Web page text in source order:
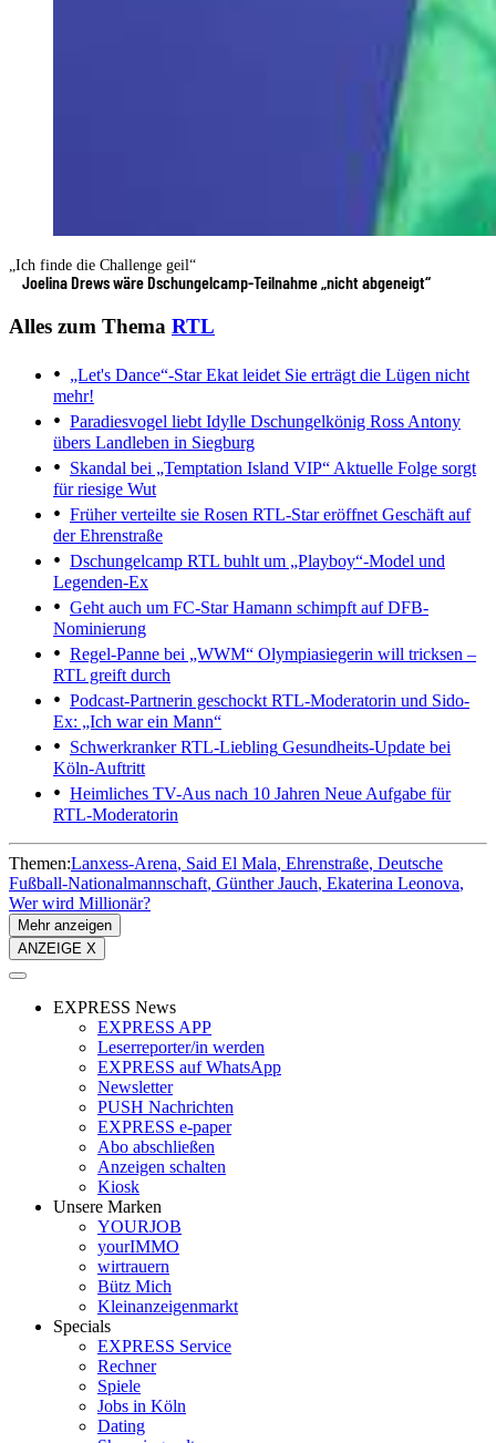
„Ich finde die Challenge geil“
Joelina Drews wäre Dschungelcamp-Teilnahme „nicht abgeneigt“
Alles zum Thema RTL
„Let's Dance“-Star Ekat leidet Sie erträgt die Lügen nicht
mehr!
Paradiesvogel liebt Idylle Dschungelkönig Ross Antony
übers Landleben in Siegburg
Skandal bei „Temptation Island VIP“ Aktuelle Folge sorgt
für riesige Wut
Früher verteilte sie Rosen RTL-Star eröffnet Geschäft auf
der Ehrenstraße
Dschungelcamp RTL buhlt um „Playboy“-Model und
Legenden-Ex
Geht auch um FC-StarHamann schimpft auf DFB-
Nominierung
Regel-Panne bei „WWM“ Olympiasiegerin will tricksen –
RTL greift durch
Podcast-Partnerin geschockt RTL-Moderatorin und Sido-
Ex: „Ich war ein Mann“
Schwerkranker RTL-Liebling Gesundheits-Update bei
Köln-Auftritt
Heimliches TV-Aus nach 10 Jahren Neue Aufgabe für
RTL-Moderatorin
Themen:Lanxess-Arena Said El Mala Ehrenstraße Deutsche
Fußball-Nationalmannschaft Günther Jauch Ekaterina Leonova
Wer wird Millionär?
Mehr anzeigen
ANZEIGE X
EXPRESS News
EXPRESS APP
Leserreporter/in werden
EXPRESS auf WhatsApp
Newsletter
PUSH Nachrichten
EXPRESS e-paper
Abo abschließen
Anzeigen schalten
Kiosk
Unsere Marken
YOURJOB
yourIMMO
wirtrauern
Bütz Mich
Kleinanzeigenmarkt
Specials
EXPRESS Service
Rechner
Spiele
Jobs in Köln
Dating